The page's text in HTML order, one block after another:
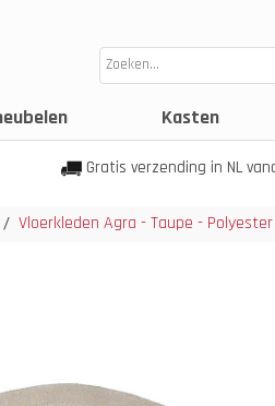
Kasten
Gratis verzending in NL
/ Vloerkleden Agra - Taupe -